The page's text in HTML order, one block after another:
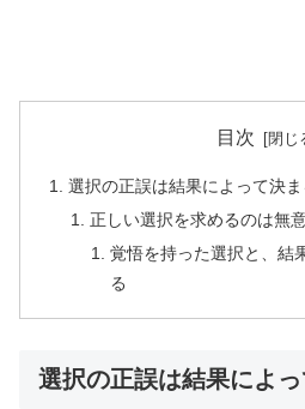
目次
選択の正誤は結果によって決ま
正しい選択を求めるのは無
覚悟を持った選択と、結
る
選択の正誤は結果によ